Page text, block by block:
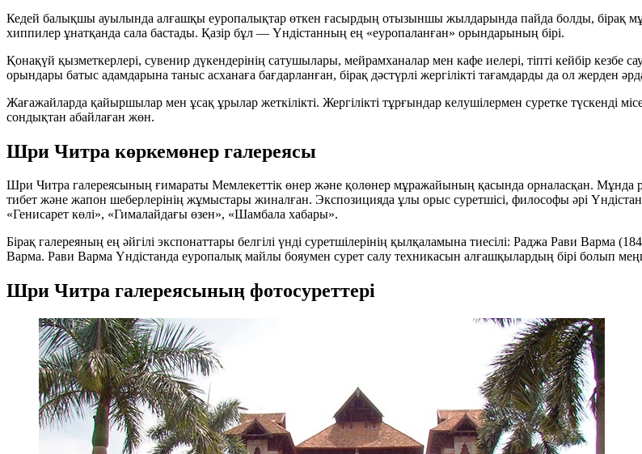
Кедей балықшы ауылында алғашқы еуропалықтар өткен ғасырдың отызыншы жылдарында пайда болды, бірақ
хиппилер ұнатқанда сала бастады. Қазір бұл — Үндістанның ең «еуропаланған» орындарының бірі.
Қонақүй қызметкерлері, сувенир дүкендерінің сатушылары, мейрамханалар мен кафе иелері, тіпті кейбір
орындары батыс адамдарына таныс асханаға бағдарланған, бірақ дәстүрлі жергілікті тағамдарды да ол жерден
Жағажайларда қайыршылар мен ұсақ ұрылар жеткілікті. Жергілікті тұрғындар келушілермен суретке түскенді
сондықтан абайлаған жөн.
Шри Читра көркемөнер галереясы
Шри Читра галереясының ғимараты Мемлекеттік өнер және қолөнер мұражайының қасында орналасқан. Мұнда
тибет және жапон шеберлерінің жұмыстары жиналған. Экспозицияда ұлы орыс суретшісі, философы әрі
«Генисарет көлі», «Гималайдағы өзен», «Шамбала хабары».
Бірақ галереяның ең әйгілі экспонаттары белгілі үнді суретшілерінің қылқаламына тиесілі: Раджа Рави
Варма. Рави Варма Үндістанда еуропалық майлы бояумен сурет салу техникасын алғашқылардың бірі болып
Шри Читра галереясының фотосуреттері